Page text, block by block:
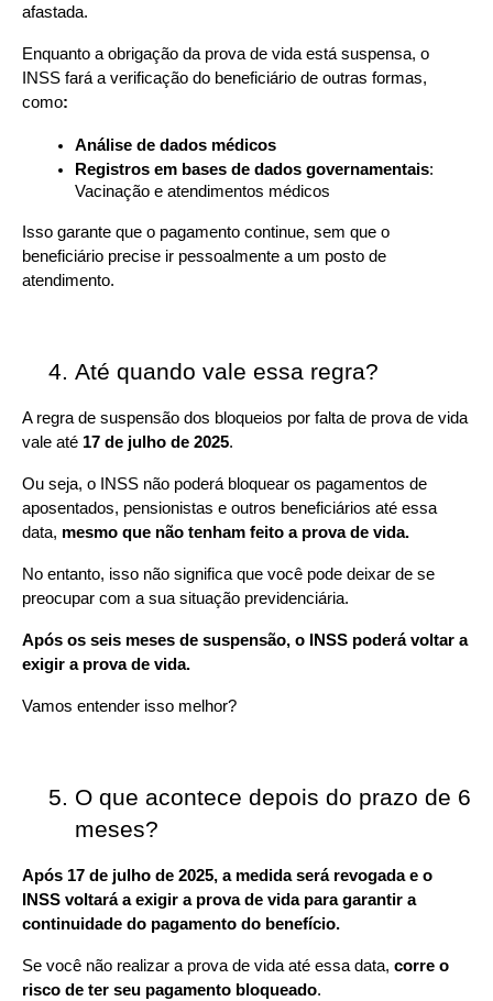
afastada.
Enquanto a obrigação da prova de vida está suspensa, o
INSS fará a verificação do beneficiário de outras formas,
como:
Análise de dados médicos
Registros em bases de dados governamentais:
Vacinação e atendimentos médicos
Isso garante que o pagamento continue, sem que o
beneficiário precise ir pessoalmente a um posto de
atendimento.
Até quando vale essa regra?
A regra de suspensão dos bloqueios por falta de prova de vida
vale até 17 de julho de 2025.
Ou seja, o INSS não poderá bloquear os pagamentos de
aposentados, pensionistas e outros beneficiários até essa
data, mesmo que não tenham feito a prova de vida.
No entanto, isso não significa que você pode deixar de se
preocupar com a sua situação previdenciária.
Após os seis meses de suspensão, o INSS poderá voltar a
exigir a prova de vida.
Vamos entender isso melhor?
O que acontece depois do prazo de 6
meses?
Após 17 de julho de 2025, a medida será revogada e o
INSS voltará a exigir a prova de vida para garantir a
continuidade do pagamento do benefício.
Se você não realizar a prova de vida até essa data, corre o
risco de ter seu pagamento bloqueado.